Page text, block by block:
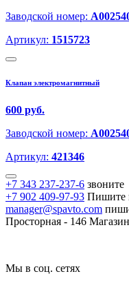
Заводской номер:
Артикул: 1515723
Клапан электромагнитный
600 руб.
Заводской номер:
Артикул: 421346
+7 343 237-237-6 звоните
+7 902 409-97-93 Пишите
manager@spavto.com
Просторная - 146
Мы в соц. сетях